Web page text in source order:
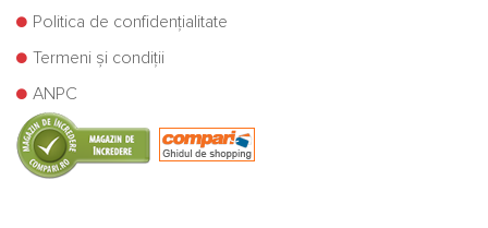
Politica de confidențialitate
Termeni și condiții
ANPC